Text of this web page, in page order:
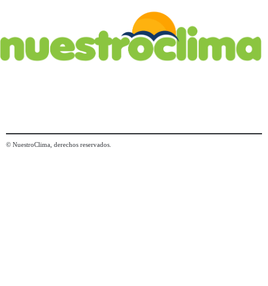
© NuestroClima, derechos reservados.